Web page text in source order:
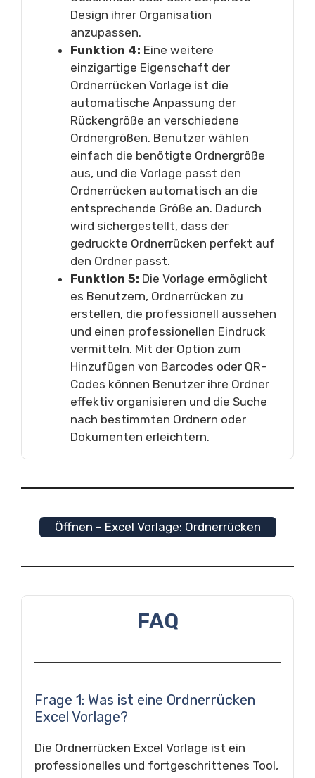
Design ihrer Organisation
anzupassen.
Funktion 4: Eine weitere
einzigartige Eigenschaft der
Ordnerrücken Vorlage ist die
automatische Anpassung der
Rückengröße an verschiedene
Ordnergrößen. Benutzer wählen
einfach die benötigte Ordnergröße
aus, und die Vorlage passt den
Ordnerrücken automatisch an die
entsprechende Größe an. Dadurch
wird sichergestellt, dass der
gedruckte Ordnerrücken perfekt auf
den Ordner passt.
Funktion 5: Die Vorlage ermöglicht
es Benutzern, Ordnerrücken zu
erstellen, die professionell aussehen
und einen professionellen Eindruck
vermitteln. Mit der Option zum
Hinzufügen von Barcodes oder QR-
Codes können Benutzer ihre Ordner
effektiv organisieren und die Suche
nach bestimmten Ordnern oder
Dokumenten erleichtern.
Öffnen – Excel Vorlage: Ordnerrücken
FAQ
Frage 1: Was ist eine Ordnerrücken
Excel Vorlage?
Die Ordnerrücken Excel Vorlage ist ein
professionelles und fortgeschrittenes Tool,